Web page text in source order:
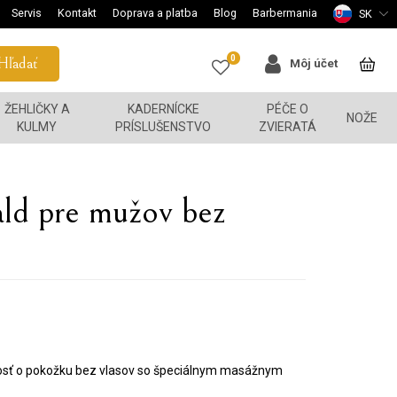
Servis Kontakt Doprava a platba Blog Barbermania SK
0 Môj účet
ŽEHLIČKY A
KULMY
KADERNÍCKE
PRÍSLUŠENSTVO
PÉČE O
ZVIERATÁ
NOŽE
pre mužov bez
o pokožku bez vlasov so špeciálnym masážnym